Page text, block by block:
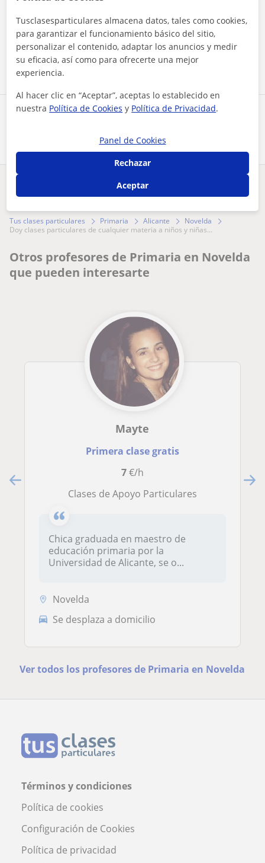
Comparte a este profesor
Al hacer clic, aceptas nuestroaviso legaly deprivacidad
Contactar ahora
¿Hay algún error en este perfil?
Tus clases particulares Primaria Alicante
Novelda
doy clases particulares de cualquier materia a niños y niñas...
Otros profesores de Primaria en Novelda
que pueden interesarte
Mayte
Primera clase gratis
7€/h
Clases de Apoyo Particulares
Chica graduada en maestro de
educación primaria por la
Universidad de Alicante, se o...
Novelda
Se desplaza a domicilio
Ver todos los profesores de Primaria en Novelda
Términos y condiciones
Política de cookies
Configuración de Cookies
Política de privacidad
Tusclasesparticulares almacena datos, tales como cookies,
para garantizar el funcionamiento básico del sitio,
personalizar el contenido, adaptar los anuncios y medir
su eficacia, así como para ofrecerte una mejor
experiencia.
Al hacer clic en “Aceptar”, aceptas lo establecido en
nuestra Política de Cookies y Política de Privacidad.
Panel de Cookies
Rechazar
Aceptar